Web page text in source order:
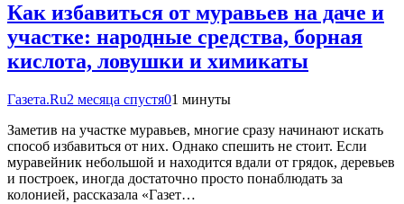
Как избавиться от муравьев на даче и
участке: народные средства, борная
кислота, ловушки и химикаты
Газета.Ru2 месяца спустя01 минуты
Заметив на участке муравьев, многие сразу начинают искать
способ избавиться от них. Однако спешить не стоит. Если
муравейник небольшой и находится вдали от грядок, деревьев
и построек, иногда достаточно просто понаблюдать за
колонией, рассказала «Газет…